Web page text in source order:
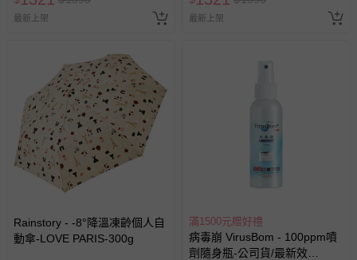
最新上架 最新上架
Rainstory - -8°降溫凍齡個人自
動傘-LOVE PARIS-300g
滿1500元贈好禮
病毒崩 VirusBom - 100ppm噴
劑隨身瓶-公司貨/最新效